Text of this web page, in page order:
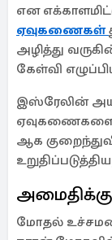
என
ஏவுகணைகள்
அழித்து
கேள்வி
இஸ்ரேலின்
ஏவுகணைகளை
ஆக
மோதல்